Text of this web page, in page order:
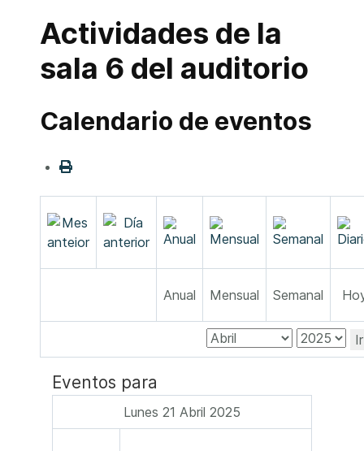
Actividades de la
sala 6 del auditorio
Calendario de eventos
Anual Mensual Semanal
Eventos para
Lunes 21 Abril 2025